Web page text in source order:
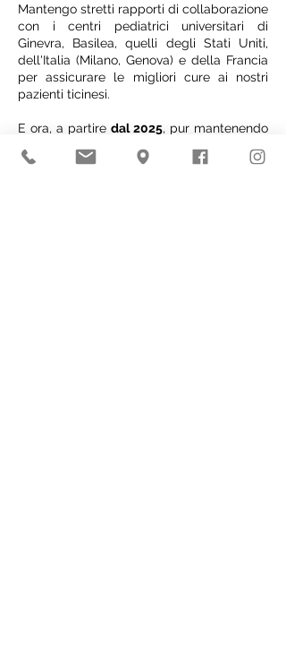
Mantengo stretti rapporti di collaborazione
con i centri pediatrici universitari di
Ginevra, Basilea, quelli degli Stati Uniti,
dell'Italia (Milano, Genova) e della Francia
per assicurare le migliori cure ai nostri
pazienti ticinesi.
E ora, a partire dal 2025, pur mantenendo
iniziato a seguire i pazienti direttamente